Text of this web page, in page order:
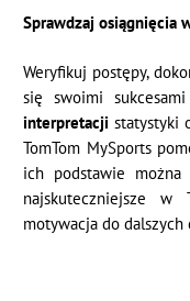
Sprawdzaj osiągnięcia
Weryfikuj postępy,
się swoimi
interpretacjistatystyki
TomTom MySports
ich podstawie można
najskuteczniejsze w
motywacja do dalszych